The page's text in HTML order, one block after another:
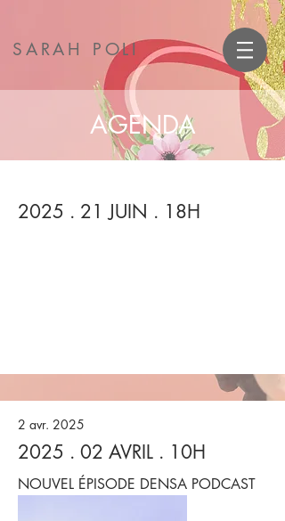
SARAH POLI
AGENDA
2025 . 21 JUIN . 18H
2 avr. 2025
2025 . 02 AVRIL . 10H
NOUVEL ÉPISODE DENSA PODCAST